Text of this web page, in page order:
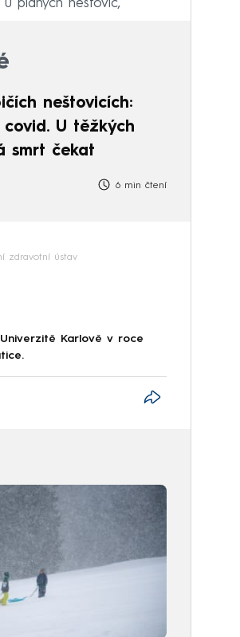
planých neštovic,
neštovicích:
covid. U těžkých
smrt čekat
6 min čtení
zdravotní ústav
Karlově v roce